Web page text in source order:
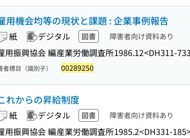
用機会均等の現状と課題 : 企業事例報告
紙 デジタル 図書 障害者向け資料あり
用振興協会 編産業労働調査所1986.12<DH311-
者標目（識別子） 00289250
れからの昇給制度
紙 デジタル 図書 障害者向け資料あり
用振興協会 編産業労働調査所1985.2<DH331-